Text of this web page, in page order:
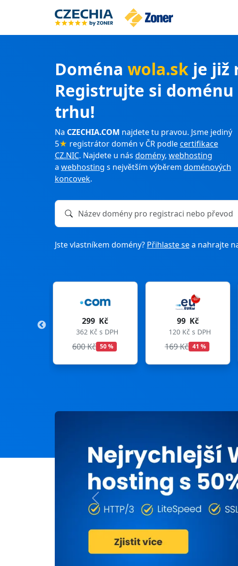
Doména wola.sk je již
Registrujte si
trhu!
Na CZECHIA.COM najdete tu pravou. Jsme jediný
5★ registrátor domén v ČR podlecertifikace
CZ.NIC. Najdete u nás domény, webhosting
a webhosting s největším výběrem doménových
koncovek.
Název domény k registraci nebo převodu
Jste vlastníkem domény? Přihlaste sea nahrajte
362 Kč s DPH
99 Kč
120 Kč s DPH
169 Kč
275 Kč
333 Kč s DPH
299 Kč
Previous